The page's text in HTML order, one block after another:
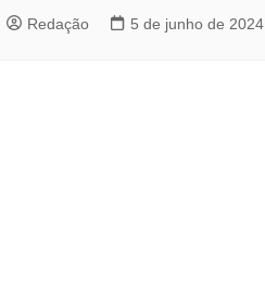
Redação 5 de junho de 2024